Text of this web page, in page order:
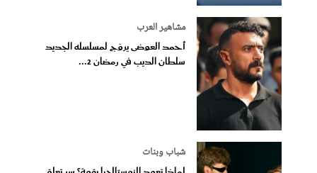
مشاهير العرب
أحمد العوضى يروّج لمسلسله الجديد
سلطان الديب في رمضان 2...
شباب وبنات